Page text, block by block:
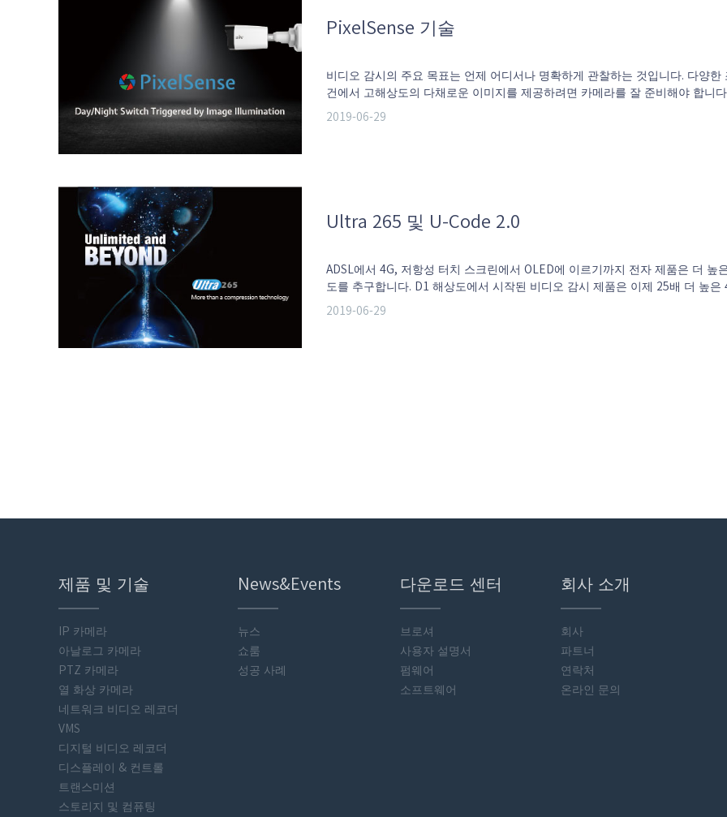
PixelSense 기술
비디오 감시의 주요 목표는 언제 어디서나 명확하게 관찰하는 것입니다. 다양한
건에서 고해상도의 다채로운 이미지를 제공하려면 카메라를 잘 준비해야 합니
2019-06-29
Ultra 265 및 U-Code 2.0
ADSL에서 4G, 저항성 터치 스크린에서 OLED에 이르기까지 전자 제품은 더 높
도를 추구합니다. D1 해상도에서 시작된 비디오 감시 제품은 이제 25배 더 높은
2019-06-29
제품 및 기술
IP 카메라
아날로그 카메라
PTZ 카메라
열 화상 카메라
네트워크 비디오 레코더
VMS
디지털 비디오 레코더
디스플레이 & 컨트롤
트랜스미션
스토리지 및 컴퓨팅
News&Events
뉴스
쇼룸
성공 사례
다운로드 센터
브로셔
사용자 설명서
펌웨어
소프트웨어
회사 소개
회사
파트너
연락처
온라인 문의